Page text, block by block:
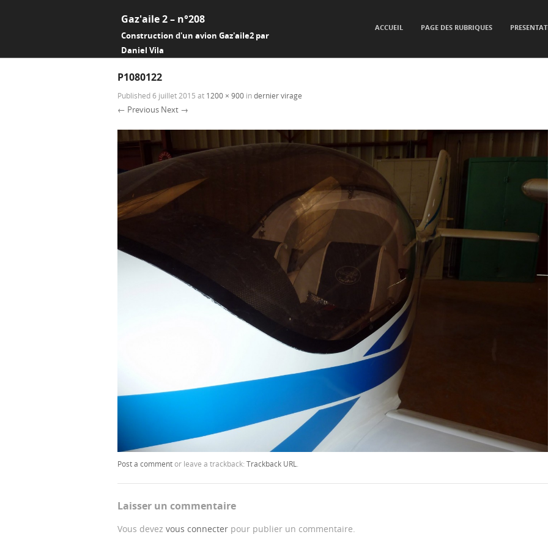
Gaz'aile 2 – n°208
Construction d'un avion Gaz'aile2 par
Daniel Vila
ACCUEIL PAGE DES RUBRIQUES
P1080122
Published6 juillet 2015 at 1200 × 900 indernier virage
← Previous Next →
Post a commentor leave a trackback: Trackback URL.
Laisser un commentaire
Vous devez vous connecter pour publier un commentaire.